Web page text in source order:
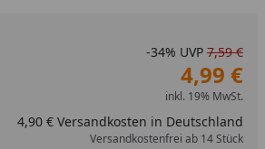
-34% UVP 7,59 €
4,99 €
inkl. 19% MwSt.
4,90 € Versandkosten in Deutschland
Versandkostenfrei ab 14 Stück